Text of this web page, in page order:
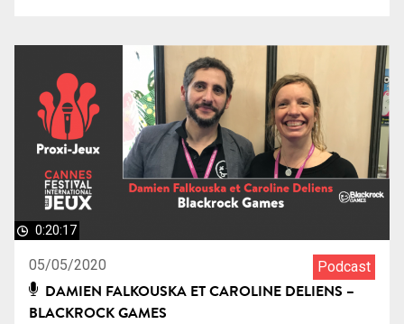
0:20:17
05/05/2020 Podcast
DAMIEN FALKOUSKA ET CAROLINE DELIENS –
BLACKROCK GAMES